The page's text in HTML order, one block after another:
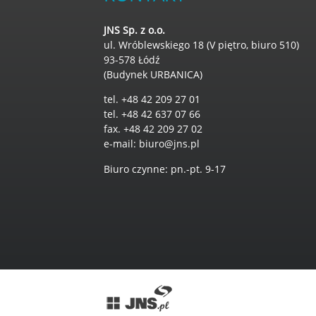
JNS Sp. z o.o.
ul. Wróblewskiego 18 (V piętro, biuro 510)
93-578 Łódź
(Budynek URBANICA)
tel. +48 42 209 27 01
tel. +48 42 637 07 66
fax. +48 42 209 27 02
e-mail: biuro@jns.pl
Biuro czynne: pn.-pt. 9-17